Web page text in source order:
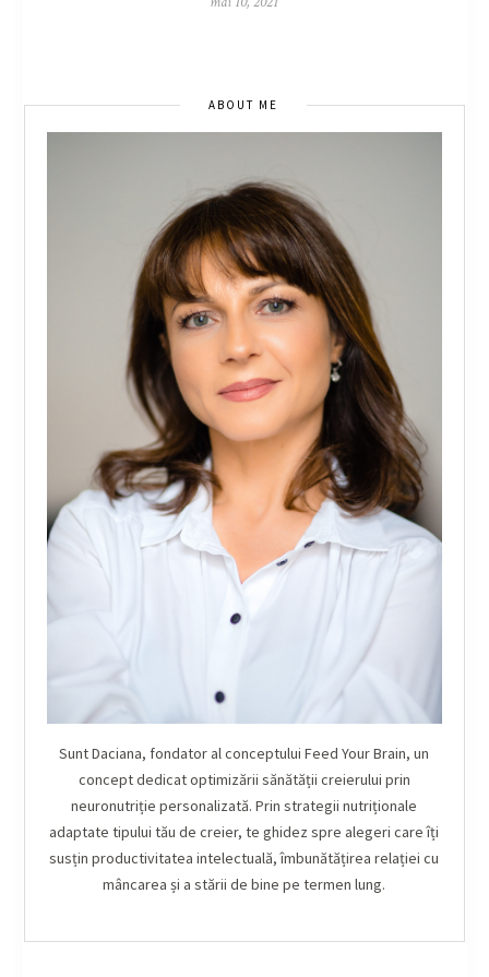
ABOUT ME
Sunt Daciana, fondator al conceptului Feed Your Brain, un
concept dedicat optimizării sănătății creierului prin
neuronutriție personalizată. Prin strategii nutriționale
adaptate tipului tău de creier, te ghidez spre alegeri care îți
susțin productivitatea intelectuală, îmbunătățirea relației cu
mâncarea și a stării de bine pe termen lung.